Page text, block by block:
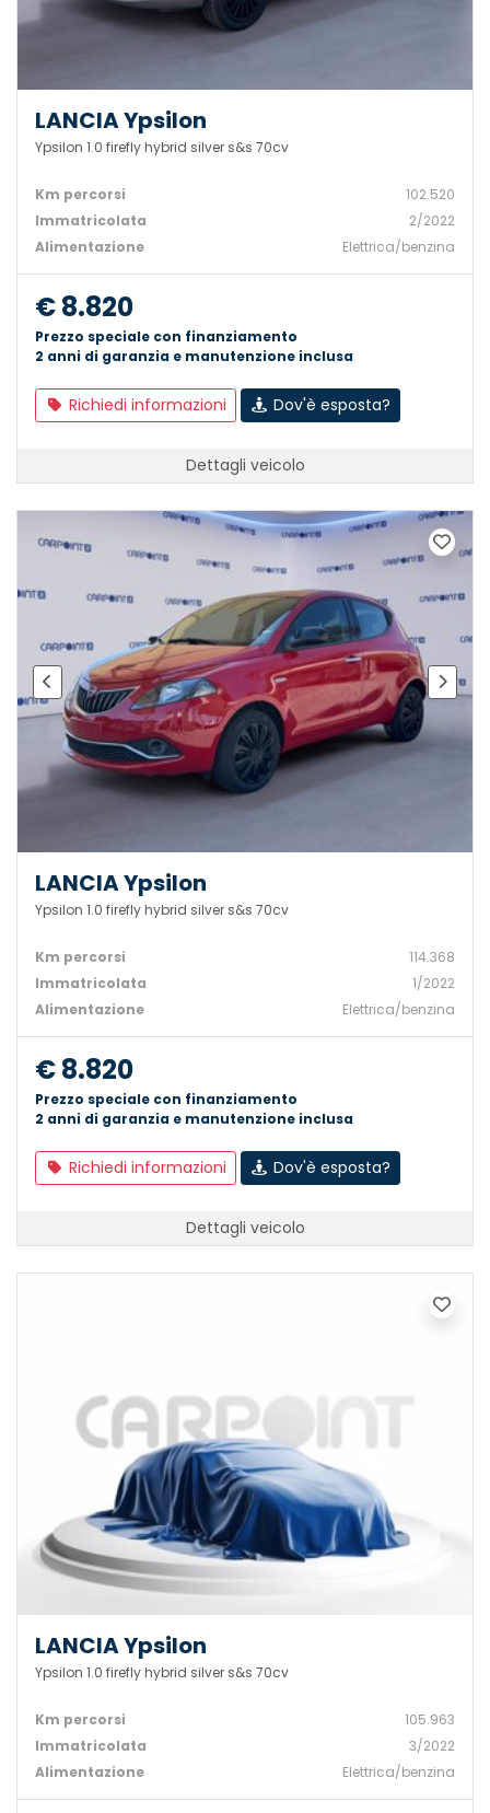
LANCIA Ypsilon
Ypsilon 1.0 firefly hybrid silver s&s 70cv
Km percorsi
102.520
Immatricolata
2/2022
Alimentazione
Elettrica/benzina
€ 8.820
Prezzo speciale con finanziamento
2 anni di garanzia e manutenzione inclusa
Richiedi informazioni Dov'è esposta?
Dettagli veicolo
LANCIA Ypsilon
Ypsilon 1.0 firefly hybrid silver s&s 70cv
Km percorsi
114.368
Immatricolata
1/2022
Alimentazione
Elettrica/benzina
€ 8.820
Prezzo speciale con finanziamento
2 anni di garanzia e manutenzione inclusa
Richiedi informazioni Dov'è esposta?
Dettagli veicolo
LANCIA Ypsilon
Ypsilon 1.0 firefly hybrid silver s&s 70cv
Km percorsi
105.963
Immatricolata
3/2022
Alimentazione
Elettrica/benzina